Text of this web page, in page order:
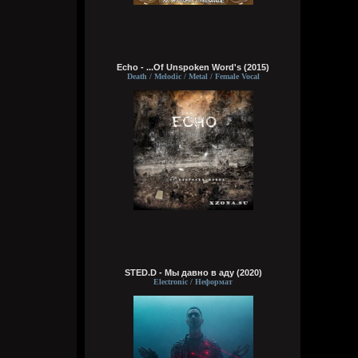
6 августа 2026
вот шок и оксимирон ахуееный батл.
сразу понял чьих рук дело. аббалбиск и
typical crabs
6 августа 2026
а видосы то остались
Ну лежит, то и упало
typical crabs
6 августа 2026
пересматриваю баттлы. ведь
версус,слово и рбл уже загнулись. даже
лига гнойного помоему.
Echo - ...Of Unspoken Word's (2015)
Death / Melodic / Metal / Female Vocal
STED.D - Мы давно в аду (2020)
Electronic / Неформат